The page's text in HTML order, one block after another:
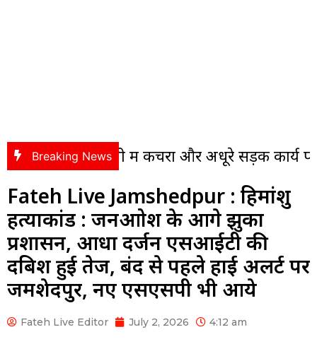
Breaking News
में कचरा और अधूरे सड़क कार्य पर भड़के
Fateh Live Jamshedpur : हिमांशु
हत्याकांड : जनआक्रोश के आगे झुका
प्रशासन, आधा दर्जन एसआईटी की
दबिश हुई तेज, बंद से पहले हाई अलर्ट पर
जमशेदपुर, नए एसएसपी भी आये
Fateh Live Editor July 2, 2026 4:12 am